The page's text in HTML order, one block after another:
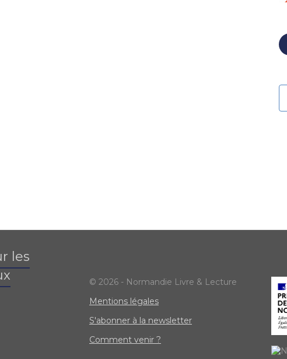
les
© 2026 - Normandie Livre & Lecture
Mentions légales
S'abonner à la newsletter
Comment venir ?